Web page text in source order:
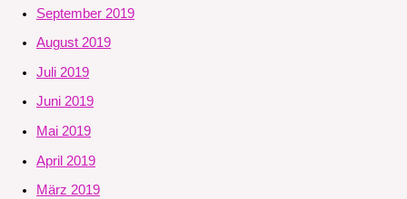
September 2019
August 2019
Juli 2019
Juni 2019
Mai 2019
April 2019
März 2019